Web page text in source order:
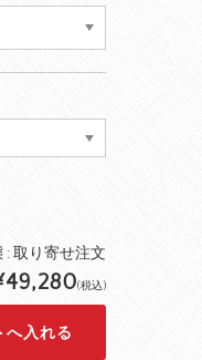
:取り寄せ注文
(税込)